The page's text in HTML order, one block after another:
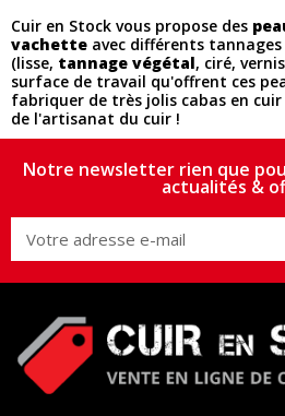
Cuir en Stock vous propose des
vachette avec différents
(lisse, tannage végétal, ciré,
surface de travail qu'offrent ces
fabriquer de très jolis cabas en
de l'artisanat du cuir !
Notre newsletter rien que
actualités &